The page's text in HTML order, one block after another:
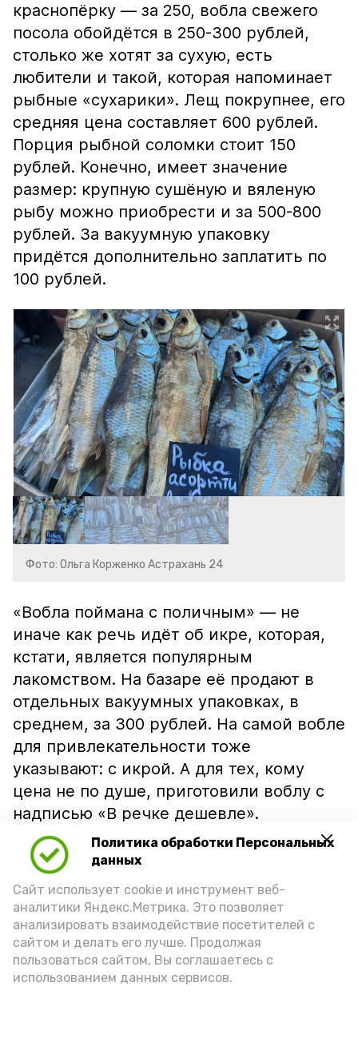
Политика обработки Персональных
данных
Сайт использует cookie и инструмент веб-
аналитики Яндекс.Метрика. Это позволяет
анализировать взаимодействие посетителей с
сайтом и делать его лучше. Продолжая
пользоваться сайтом, Вы соглашаетесь с
использованием данных сервисов.
краснопёрку — за 250, вобла свежего
посола обойдётся в 250-300 рублей,
столько же хотят за сухую, есть
любители и такой, которая напоминает
рыбные «сухарики». Лещ покрупнее, его
средняя цена составляет 600 рублей.
Порция рыбной соломки стоит 150
рублей. Конечно, имеет значение
размер: крупную сушёную и вяленую
рыбу можно приобрести и за 500-800
рублей. За вакуумную упаковку
придётся дополнительно заплатить по
100 рублей.
Фото: Ольга Корженко Астрахань 24
«Вобла поймана с поличным» — не
иначе как речь идёт об икре, которая,
кстати, является популярным
лакомством. На базаре её продают в
отдельных вакуумных упаковках, в
среднем, за 300 рублей. На самой вобле
для привлекательности тоже
указывают: с икрой. А для тех, кому
цена не по душе, приготовили воблу с
надписью «В речке дешевле».